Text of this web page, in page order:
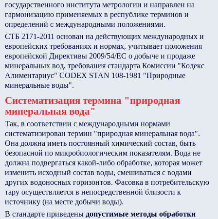
государственного института метрологии и направлен на
гармонизацию применяемых в республике терминов и
определений с международными положениями.
СТБ 2171-2011 основан на действующих международных и
европейских требованиях и нормах, учитывает положения
европейской Директивы 2009/54/ЕС о добыче и продаже
минеральных вод, требования стандарта Комиссии "Кодекс
Алиментариус" CODEX STAN 108-1981 "Природные
минеральные воды".
Cистематизация термина "природная
минеральная вода"
Так, в соответствии с международными нормами
систематизирован термин "природная минеральная вода".
Она должна иметь постоянный химический состав, быть
безопасной по микробиологическим показателям. Вода не
должна подвергаться какой-либо обработке, которая может
изменить исходный состав воды, смешиваться с водами
других водоносных горизонтов. Фасовка в потребительскую
тару осуществляется в непосредственной близости к
источнику (на месте добычи воды).
В стандарте приведены допустимые методы обработки